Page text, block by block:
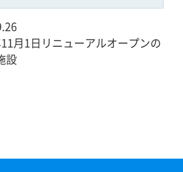
月1日リニューアルオープンの
設